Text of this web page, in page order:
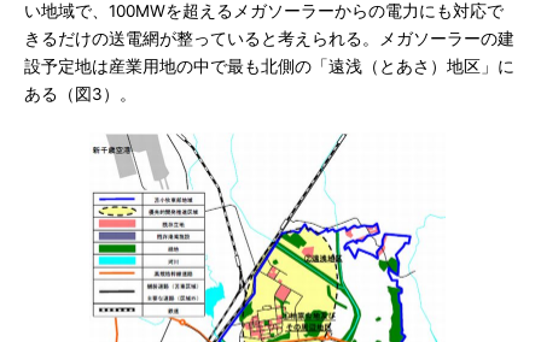
い地域で、100MWを超えるメガソーラーからの電力にも対応で
きるだけの送電網が整っていると考えられる。メガソーラーの建
設予定地は産業用地の中で最も北側の「遠浅（とあさ）地区」に
ある（図3）。